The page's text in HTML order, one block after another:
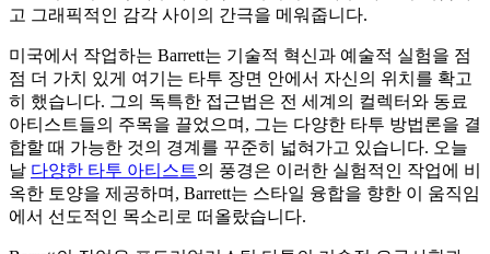
고 그래픽적인 감각 사이의 간극을 메워줍니다.
미국에서 작업하는 Barrett는 기술적 혁신과 예술적 실험을 점
점 더 가치 있게 여기는 타투 장면 안에서 자신의 위치를 확고
히 했습니다. 그의 독특한 접근법은 전 세계의 컬렉터와 동료
아티스트들의 주목을 끌었으며, 그는 다양한 타투 방법론을 결
합할 때 가능한 것의 경계를 꾸준히 넓혀가고 있습니다. 오늘
날 다양한 타투 아티스트의 풍경은 이러한 실험적인 작업에 비
옥한 토양을 제공하며, Barrett는 스타일 융합을 향한 이 움직임
에서 선도적인 목소리로 떠올랐습니다.